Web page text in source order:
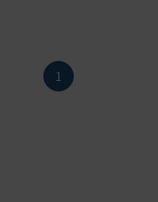
1